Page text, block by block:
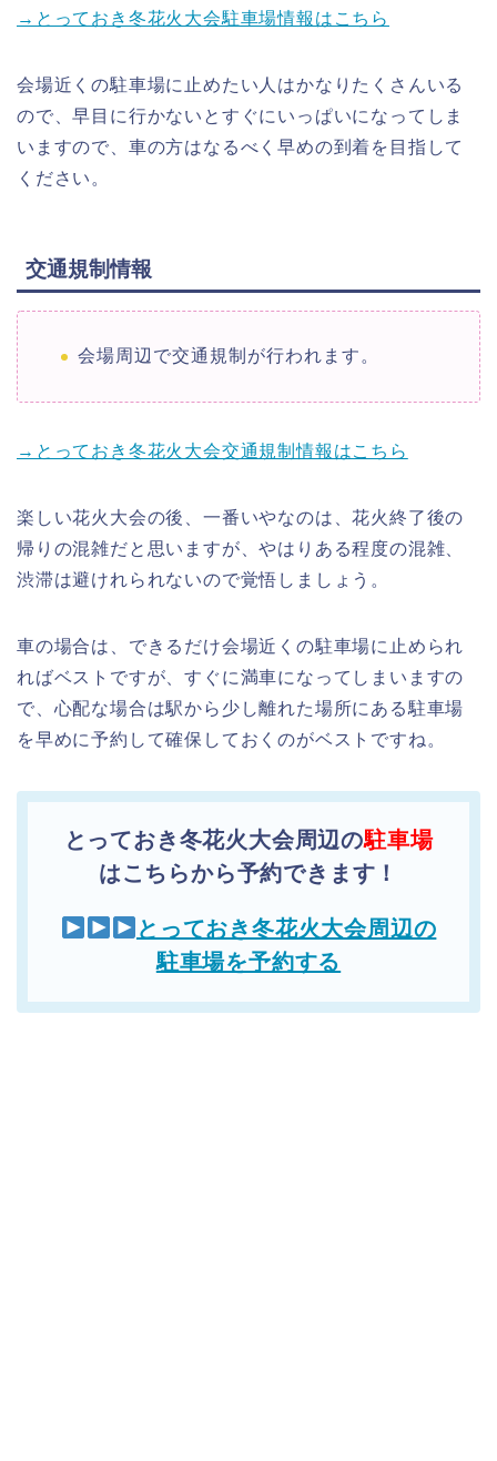
→とっておき冬花火大会駐車場情報はこちら
会場近くの駐車場に止めたい人はかなりたくさんいる
ので、早目に行かないとすぐにいっぱいになってしま
いますので、車の方はなるべく早めの到着を目指して
ください。
交通規制情報
会場周辺で交通規制が行われます。
→とっておき冬花火大会交通規制情報はこちら
楽しい花火大会の後、一番いやなのは、花火終了後の
帰りの混雑だと思いますが、やはりある程度の混雑、
渋滞は避けれられないので覚悟しましょう。
車の場合は、できるだけ会場近くの駐車場に止められ
ればベストですが、すぐに満車になってしまいますの
で、心配な場合は駅から少し離れた場所にある駐車場
を早めに予約して確保しておくのがベストですね。
とっておき冬花火大会周辺の駐車場
はこちらから予約できます！
とっておき冬花火大会周辺の
駐車場を予約する